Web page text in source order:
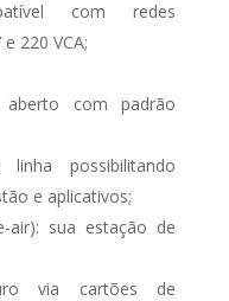
com redes
220 VCA;
aberto com padrão
possibilitando
e aplicativos;
air): sua estação de
via cartões de